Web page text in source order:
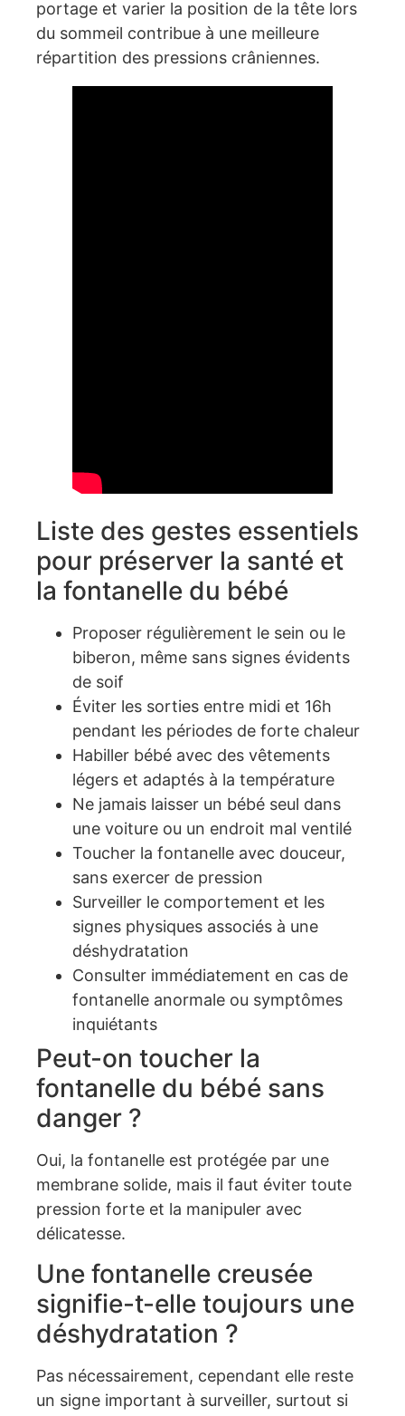
portage et varier la position de la tête lors
du sommeil contribue à une meilleure
répartition des pressions crâniennes.
Liste des gestes essentiels
pour préserver la santé et
la fontanelle du bébé
Proposer régulièrement le sein ou le
biberon, même sans signes évidents
de soif
Éviter les sorties entre midi et 16h
pendant les périodes de forte chaleur
Habiller bébé avec des vêtements
légers et adaptés à la température
Ne jamais laisser un bébé seul dans
une voiture ou un endroit mal ventilé
Toucher la fontanelle avec douceur,
sans exercer de pression
Surveiller le comportement et les
signes physiques associés à une
déshydratation
Consulter immédiatement en cas de
fontanelle anormale ou symptômes
inquiétants
Peut-on toucher la
fontanelle du bébé sans
danger ?
Oui, la fontanelle est protégée par une
membrane solide, mais il faut éviter toute
pression forte et la manipuler avec
délicatesse.
Une fontanelle creusée
signifie-t-elle toujours une
déshydratation ?
Pas nécessairement, cependant elle reste
un signe important à surveiller, surtout si